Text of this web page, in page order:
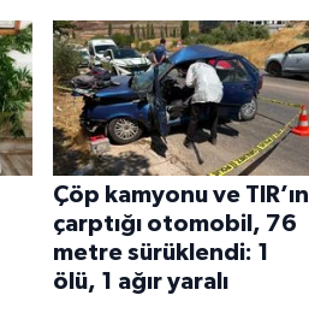
Çöp kamyonu ve TIR’ın
çarptığı otomobil, 76
metre sürüklendi: 1
ölü, 1 ağır yaralı